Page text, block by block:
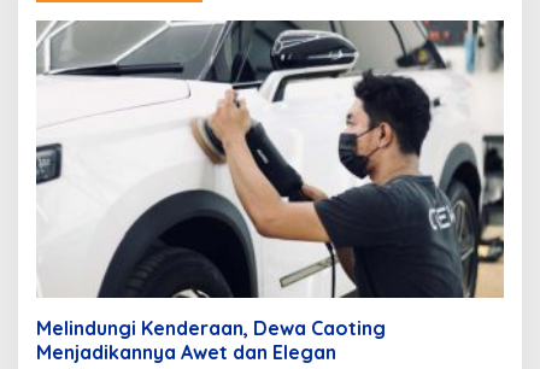
Melindungi Kenderaan, Dewa Caoting
Menjadikannya Awet dan Elegan